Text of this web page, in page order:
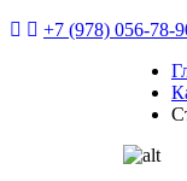
+7 (978) 056-78-